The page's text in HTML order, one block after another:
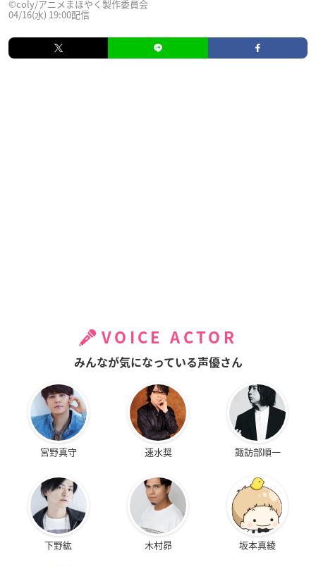
©coly/アニメまほやく製作委員会
04/16(水) 19:00配信
VOICE ACTOR
みんなが気になっている声優さん
宮野真守 速水奨 諏訪部順一
下野紘 木村昴 坂本真綾